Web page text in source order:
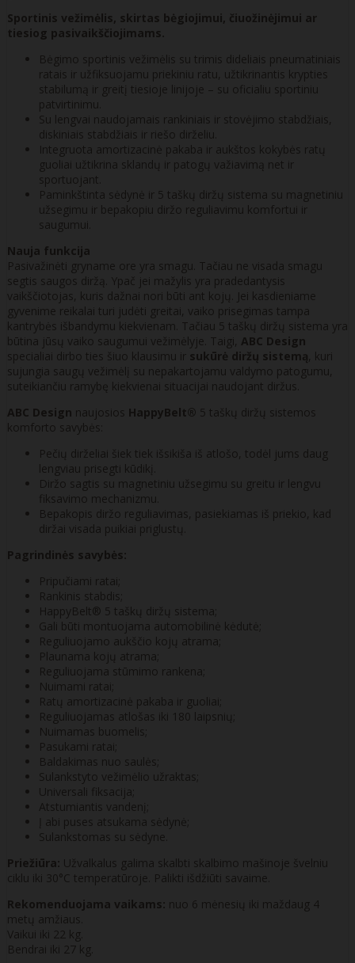
Sportinis vežimėlis, skirtas bėgiojimui, čiuožinėjimui ar
tiesiog pasivaikščiojimams.
Bėgimo sportinis vežimėlis su trimis dideliais pneumatiniais
ratais ir užfiksuojamu priekiniu ratu, užtikrinantis krypties
stabilumą ir greitį tiesioje linijoje – su oficialiu sportiniu
patvirtinimu.
Su lengvai naudojamais rankiniais ir stovėjimo stabdžiais,
diskiniais stabdžiais ir riešo dirželiu.
Integruota amortizacinė pakaba ir aukštos kokybės ratų
guoliai užtikrina sklandų ir patogų važiavimą net ir
sportuojant.
Paminkštinta sėdynė ir 5 taškų diržų sistema su magnetiniu
užsegimu ir bepakopiu diržo reguliavimu komfortui ir
saugumui.
Nauja funkcija
Pasivažinėti gryname ore yra smagu. Tačiau ne visada smagu
segtis saugos diržą. Ypač jei mažylis yra pradedantysis
vaikščiotojas, kuris dažnai nori būti ant kojų. Jei kasdieniame
gyvenime reikalai turi judėti greitai, vaiko prisegimas tampa
kantrybės išbandymu kiekvienam. Tačiau 5 taškų diržų sistema yra
būtina jūsų vaiko saugumui vežimėlyje. Taigi, ABC Design
specialiai dirbo ties šiuo klausimu ir sukūrė diržų sistemą , kuri
sujungia saugų vežimėlį su nepakartojamu valdymo patogumu,
suteikiančiu ramybę kiekvienai situacijai naudojant diržus.
ABC Design naujosios HappyBelt® 5 taškų diržų sistemos
komforto savybės:
Pečių dirželiai šiek tiek išsikiša iš atlošo, todėl jums daug
lengviau prisegti kūdikį.
Diržo sagtis su magnetiniu užsegimu su greitu ir lengvu
fiksavimo mechanizmu.
Bepakopis diržo reguliavimas, pasiekiamas iš priekio, kad
diržai visada puikiai priglustų.
Pagrindinės savybės:
Pripučiami ratai;
Rankinis stabdis;
HappyBelt® 5 taškų diržų sistema;
Gali būti montuojama automobilinė kėdutė;
Reguliuojamo aukščio kojų atrama;
Plaunama kojų atrama;
Reguliuojama stūmimo rankena;
Nuimami ratai;
Ratų amortizacinė pakaba ir guoliai;
Reguliuojamas atlošas iki 180 laipsnių;
Nuimamas buomelis;
Pasukami ratai;
Baldakimas nuo saulės;
Sulankstyto vežimėlio užraktas;
Universali fiksacija;
Atstumiantis vandenį;
Į abi puses atsukama sėdynė;
Sulankstomas su sėdyne.
Priežiūra: Užvalkalus galima skalbti skalbimo mašinoje švelniu
ciklu iki 30°C temperatūroje. Palikti išdžiūti savaime.
Rekomenduojama vaikams: nuo 6 mėnesių iki maždaug 4
metų amžiaus.
Vaikui iki 22 kg.
Bendrai iki 27 kg.